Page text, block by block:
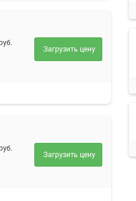
Загрузить цену
Загрузить цену